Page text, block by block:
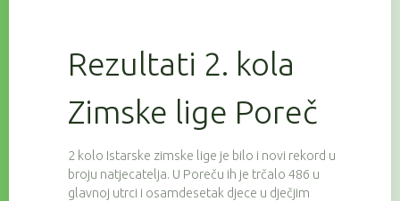
Rezultati 2. kola
Zimske lige Poreč
2 kolo Istarske zimske lige je bilo i novi rekord u
broju natjecatelja. U Poreču ih je trčalo 486 u
glavnoj utrci i osamdesetak djece u dječjim